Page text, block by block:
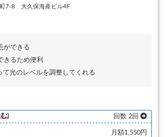
7-8 大久保海産ビル4F
ができる
きるため便利
て光のレベルを調整してくれる
) 回数 2回
月額1,550円